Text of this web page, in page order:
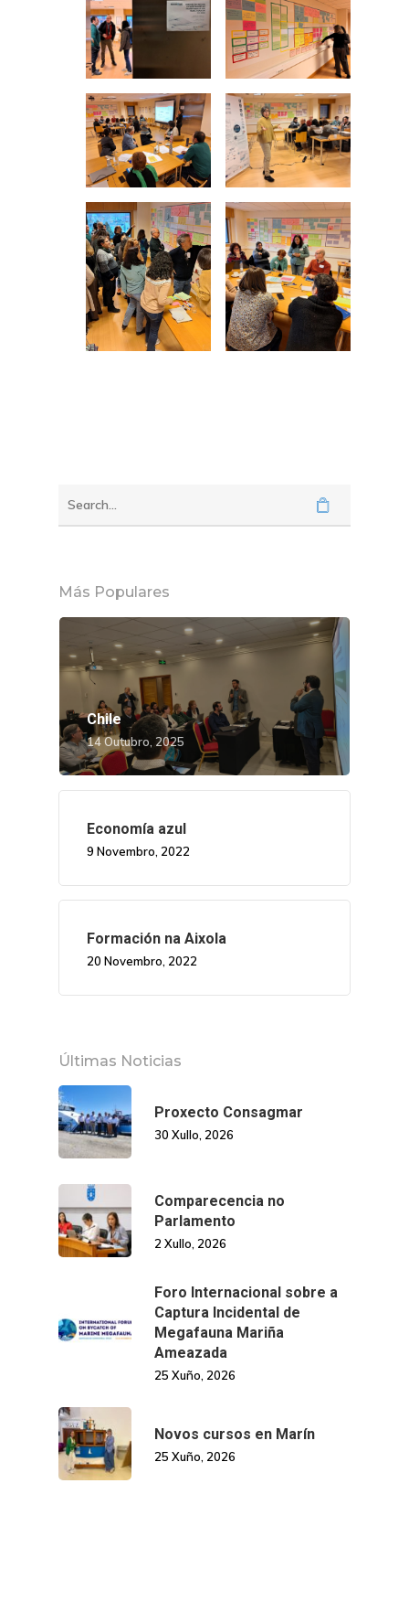
Más Populares
Chile
14 Outubro, 2025
Economía azul
9 Novembro, 2022
Formación na Aixola
20 Novembro, 2022
Últimas Noticias
Proxecto Consagmar
30 Xullo, 2026
Comparecencia no
Parlamento
2 Xullo, 2026
Foro Internacional sobre a
Captura Incidental de
Megafauna Mariña
Ameazada
25 Xuño, 2026
Novos cursos en Marín
25 Xuño, 2026